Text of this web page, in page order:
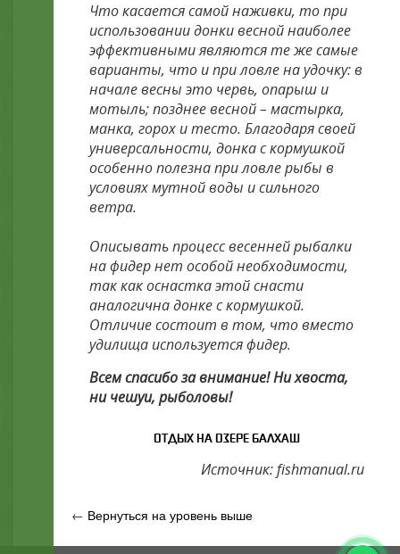
Что касается самой наживки, то при
использовании донки весной наиболее
эффективными являются те же самые
варианты, что и при ловле на удочку: в
начале весны это червь, опарыш и
мотыль; позднее весной – мастырка,
манка, горох и тесто. Благодаря своей
универсальности, донка с кормушкой
особенно полезна при ловле рыбы в
условиях мутной воды и сильного
ветра.
Описывать процесс весенней рыбалки
на фидер нет особой необходимости,
так как оснастка этой снасти
аналогична донке с кормушкой.
Отличие состоит в том, что вместо
удилища используется фидер.
Всем спасибо за внимание! Ни хвоста,
ни чешуи, рыболовы!
ОТДЫХ НА ОЗЕРЕ БАЛХАШ
Источник: fishmanual.ru
← Вернуться на уровень выше